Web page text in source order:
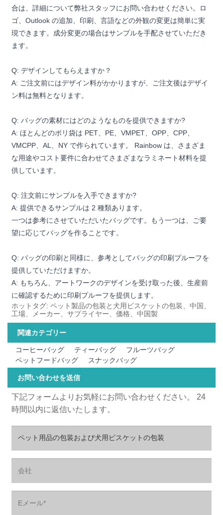
合は、詳細について弊社スタッフにお問い合わせください。ロ
ゴ、Outlook の追加、印刷、言語などの外観の変更は簡単に実
現できます。成分変更の場合はサンプルを手配させていただき
ます。
Q: デザインしてもらえますか？
A: ご注文前にはデザイン料がかかりますが、ご注文後はデザイ
ン料は無料となります。
Q: バッグの素材にはどのようなものを提供できますか?
A: ほとんどのポリ袋は PET、PE、VMPET、OPP、CPP、
VMCPP、AL、NY で作られています。 Rainbow は、さまざま
な用途やコスト要件に合わせてさまざまなラミネート材料を提
供しています。
Q: 注文前にサンプルを入手できますか?
A: 提供できるサンプルは 2 種類あります。
一つは参考にさせていただいたバッグです。もう一つは、ご要
望に応じてバッグを作ることです。
Q: バッグの印刷と同様に、参考としてバッグの印刷プルーフを
提供していただけますか。
A: もちろん、アートワークのデザインを受け取った後、生産前
に確認するために印刷プルーフを提供します。
ホットタグ: ペット製品の包装と犬用ビスケットの包装、中国、
工場、メーカー、サプライヤー、価格、中国製
関連カテゴリー
コーヒーバッグ ティーバッグ
フルーツバッグ
ペットフードバッグ
スナックバッグ
お問い合わせを送信
下記フォームよりお気軽にお問い合わせください。 24
時間以内に返信いたします。